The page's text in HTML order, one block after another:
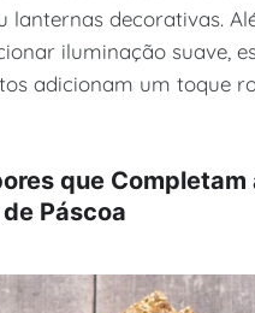
lanternas decorativas.
iluminação suave,
adicionam um toque
que Completam
Páscoa